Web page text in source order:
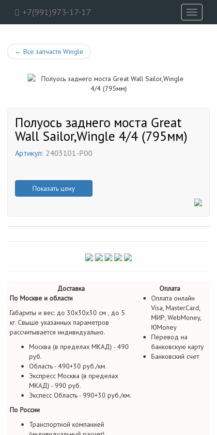
+7(991)973-17-17
Toggle
← Все запчасти Wingle
Полуось заднего моста Great
Wall Sailor,Wingle 4/4 (795мм)
Артикул: 2403101-P00
Показать цену
Доставка
Оплата
По Москве и области
Габариты и вес: до 30х30х30 см , до 5
кг. Свыше указанных параметров
рассчитывается индивидуально.
Москва (в пределах МКАД) - 490
руб.
Область - 490+30 руб./км.
Экспресс Москва (в пределах
МКАД) - 990 руб.
Экспесс Область - 990+30 руб./км.
По России
Транспортной компанией
Оплата онлайн
Visa, MasterCard,
МИР, WebMoney,
ЮMoney
Перевод на
банковскую карту
Банковский счет